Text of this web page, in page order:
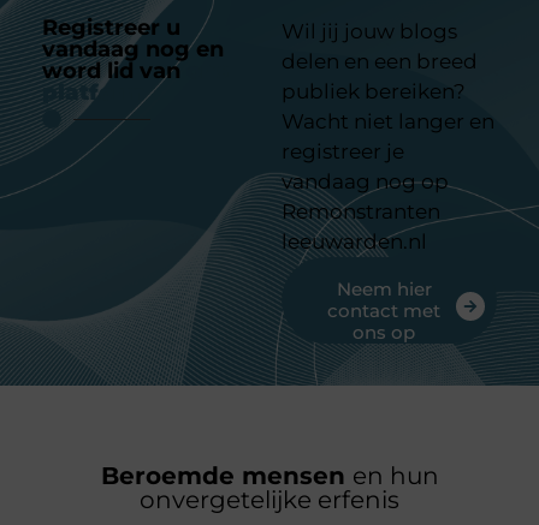
Registreer u
vandaag nog en
word lid van
platform
Wil jij jouw blogs
delen en een breed
publiek bereiken?
Wacht niet langer en
registreer je
vandaag nog op
Remonstranten
leeuwarden.nl
Neem hier
contact met
ons op
Beroemde mensen en hun
onvergetelijke erfenis